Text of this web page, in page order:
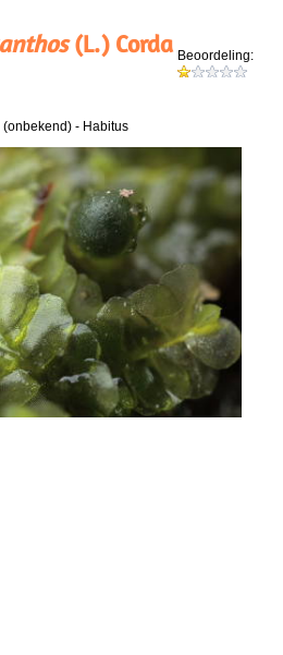
(L.) Corda Beoordeling:
(onbekend) - Habitus